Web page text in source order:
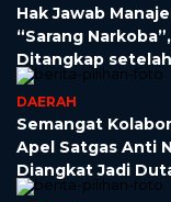
Hak Jawab
“Sarang
Ditangkap
DAERAH
Semangat
Apel Satgas Anti
Diangkat Jadi